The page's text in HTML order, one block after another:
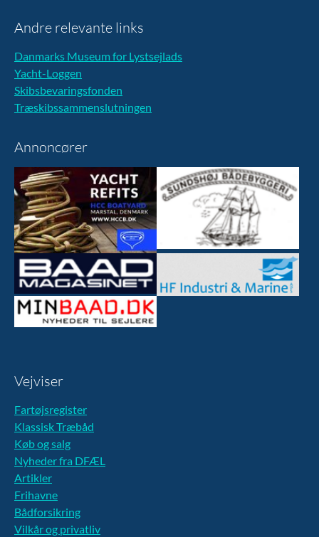
Andre relevante links
Danmarks Museum for Lystsejlads
Yacht-Loggen
Skibsbevaringsfonden
Træskibssammenslutningen
Annoncører
Vejviser
Fartøjsregister
Klassisk Træbåd
Køb og salg
Nyheder fra DFÆL
Artikler
Frihavne
Bådforsikring
Vilkår og privatliv